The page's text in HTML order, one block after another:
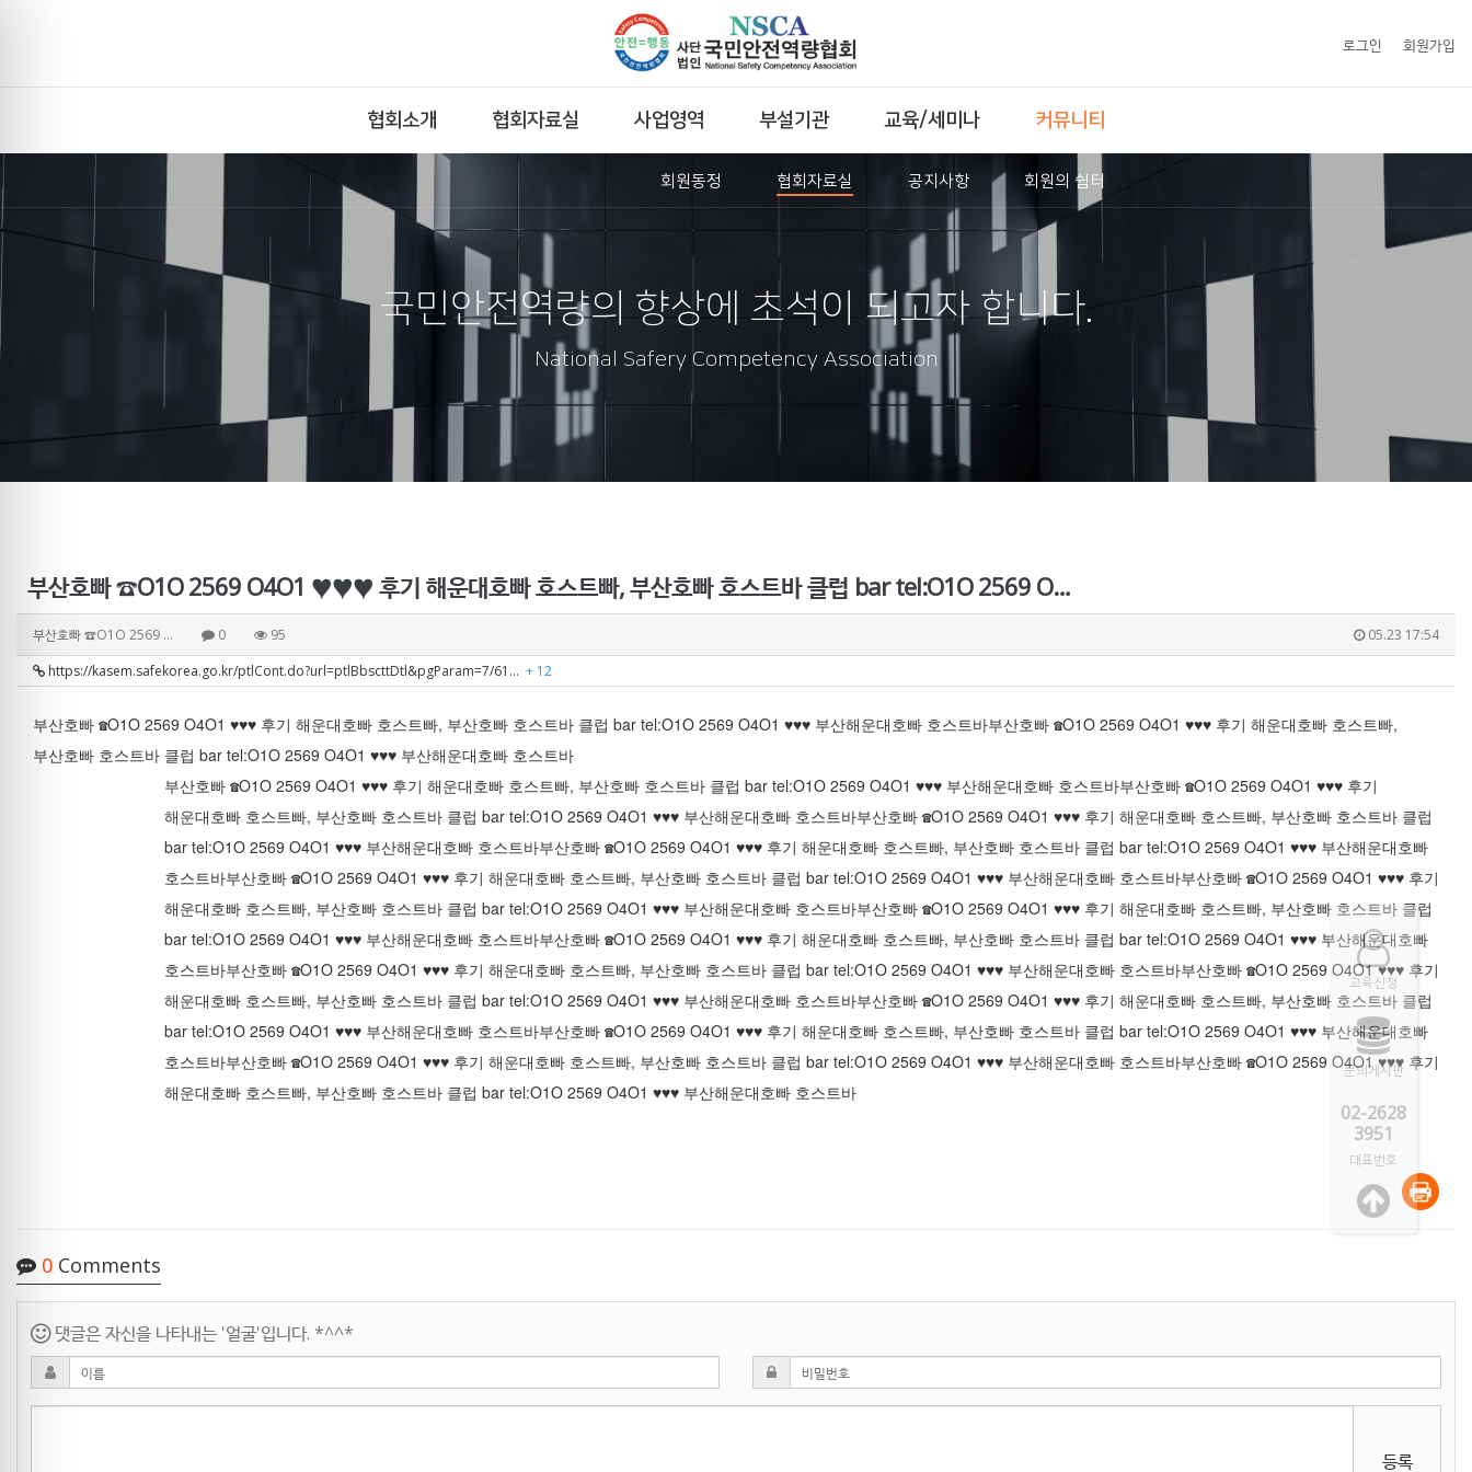
로그인 회원가입
협회소개 협회자료실 사업영역 부설기관 교육/세미나 커뮤니티
회원동정 협회자료실 공지사항 회원의 쉼터
국민안전역량의 향상에 초석이 되고자 합니다.
National Safery Competency Association
부산호빠 ☎O1O 2569 O4O1 ♥♥♥ 후기 해운대호빠 호스트빠, 부산호빠 호스트바 클럽 bar tel:O1O 2569 O…
부산호빠 ☎O1O 2569 … 0 95
05.23 17:54
https://kasem.safekorea.go.kr/ptlCont.do?url=ptlBbscttDtl&pgParam=7/61… + 12
부산호빠 ☎O1O 2569 O4O1 ♥♥♥ 후기 해운대호빠 호스트빠, 부산호빠 호스트바 클럽 bar tel:O1O 2569 O4O1 ♥♥♥ 부산해운대호빠 호스트바부산호빠 ☎O1O 2569 O4O1 ♥♥♥ 후기 해운대호빠 호스트빠,
부산호빠 호스트바 클럽 bar tel:O1O 2569 O4O1 ♥♥♥ 부산해운대호빠 호스트바
부산호빠 ☎O1O 2569 O4O1 ♥♥♥ 후기 해운대호빠 호스트빠, 부산호빠 호스트바 클럽 bar tel:O1O 2569 O4O1 ♥♥♥ 부산해운대호빠 호스트바부산호빠 ☎O1O 2569 O4O1 ♥♥♥ 후기
해운대호빠 호스트빠, 부산호빠 호스트바 클럽 bar tel:O1O 2569 O4O1 ♥♥♥ 부산해운대호빠 호스트바부산호빠 ☎O1O 2569 O4O1 ♥♥♥ 후기 해운대호빠 호스트빠, 부산호빠 호스트바 클럽
bar tel:O1O 2569 O4O1 ♥♥♥ 부산해운대호빠 호스트바부산호빠 ☎O1O 2569 O4O1 ♥♥♥ 후기 해운대호빠 호스트빠, 부산호빠 호스트바 클럽 bar tel:O1O 2569 O4O1 ♥♥♥ 부산해운대호빠
호스트바부산호빠 ☎O1O 2569 O4O1 ♥♥♥ 후기 해운대호빠 호스트빠, 부산호빠 호스트바 클럽 bar tel:O1O 2569 O4O1 ♥♥♥ 부산해운대호빠 호스트바부산호빠 ☎O1O 2569 O4O1 ♥♥♥ 후기
해운대호빠 호스트빠, 부산호빠 호스트바 클럽 bar tel:O1O 2569 O4O1 ♥♥♥ 부산해운대호빠 호스트바부산호빠 ☎O1O 2569 O4O1 ♥♥♥ 후기 해운대호빠 호스트빠, 부산호빠 호스트바 클럽
bar tel:O1O 2569 O4O1 ♥♥♥ 부산해운대호빠 호스트바부산호빠 ☎O1O 2569 O4O1 ♥♥♥ 후기 해운대호빠 호스트빠, 부산호빠 호스트바 클럽 bar tel:O1O 2569 O4O1 ♥♥♥ 부산해운대호빠
호스트바부산호빠 ☎O1O 2569 O4O1 ♥♥♥ 후기 해운대호빠 호스트빠, 부산호빠 호스트바 클럽 bar tel:O1O 2569 O4O1 ♥♥♥ 부산해운대호빠 호스트바부산호빠 ☎O1O 2569 O4O1 ♥♥♥ 후기
해운대호빠 호스트빠, 부산호빠 호스트바 클럽 bar tel:O1O 2569 O4O1 ♥♥♥ 부산해운대호빠 호스트바부산호빠 ☎O1O 2569 O4O1 ♥♥♥ 후기 해운대호빠 호스트빠, 부산호빠 호스트바 클럽
bar tel:O1O 2569 O4O1 ♥♥♥ 부산해운대호빠 호스트바부산호빠 ☎O1O 2569 O4O1 ♥♥♥ 후기 해운대호빠 호스트빠, 부산호빠 호스트바 클럽 bar tel:O1O 2569 O4O1 ♥♥♥ 부산해운대호빠
호스트바부산호빠 ☎O1O 2569 O4O1 ♥♥♥ 후기 해운대호빠 호스트빠, 부산호빠 호스트바 클럽 bar tel:O1O 2569 O4O1 ♥♥♥ 부산해운대호빠 호스트바부산호빠 ☎O1O 2569 O4O1 ♥♥♥ 후기
해운대호빠 호스트빠, 부산호빠 호스트바 클럽 bar tel:O1O 2569 O4O1 ♥♥♥ 부산해운대호빠 호스트바
0 Comments
댓글은 자신을 나타내는 '얼굴'입니다. *^^*
등록
교육신청
문의게시판
02-2628
3951
대표번호